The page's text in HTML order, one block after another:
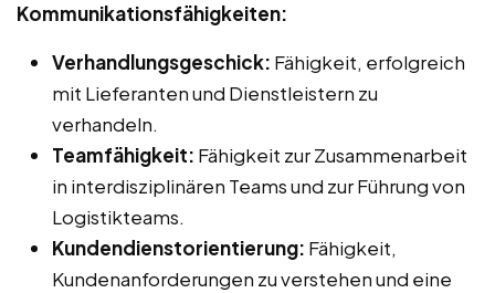
Kommunikationsfähigkeiten:
Verhandlungsgeschick: Fähigkeit, erfolgreich
mit Lieferanten und Dienstleistern zu
verhandeln.
Teamfähigkeit: Fähigkeit zur Zusammenarbeit
in interdisziplinären Teams und zur Führung von
Logistikteams.
Kundendienstorientierung: Fähigkeit,
Kundenanforderungen zu verstehen und eine